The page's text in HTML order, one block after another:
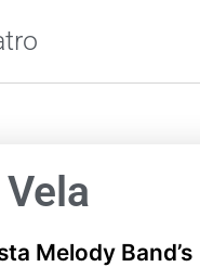
Melody Band’s